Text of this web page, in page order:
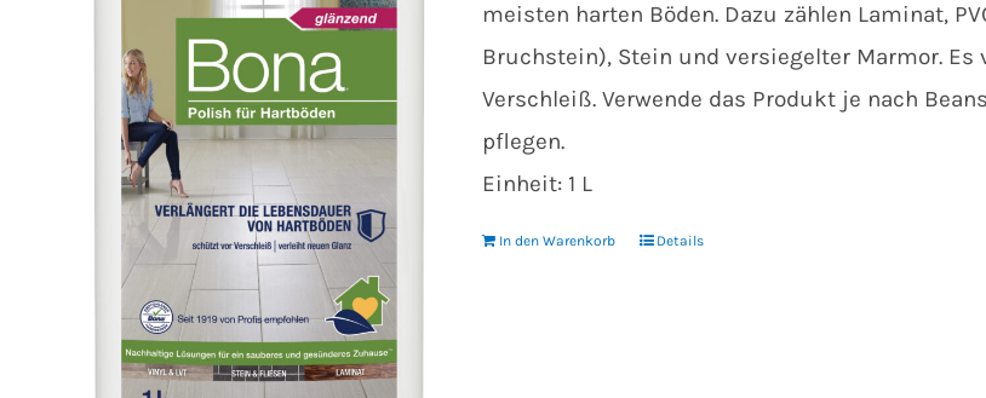
meisten harten Böden. Dazu zählen Laminat,
Bruchstein), Stein und versiegelter Marmor.
Verschleiß. Verwende das Produkt je nach
pflegen.
Einheit: 1 L
In den Warenkorb Details